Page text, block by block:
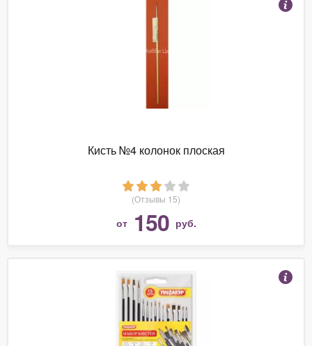
Кисть №4 колонок плоская
(Отзывы 15)
от 150 руб.